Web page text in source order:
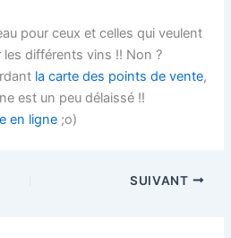
pour ceux et celles qui veulent
différents vins !! Non ?
la carte des points de vente,
est un peu délaissé !!
en ligne ;o)
SUIVANT